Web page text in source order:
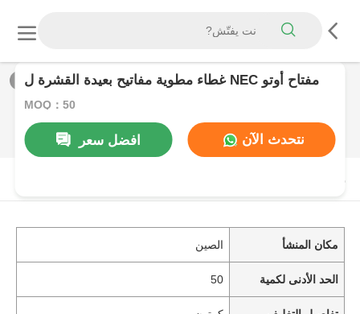
/0 غطاء مطوية مفاتيح بعيدة القشرة ل NEC مفتاح أوتو
MOQ：50
افضل سعر نتحدث الآن
منتوج وصف
مكان المنشأ الصين
الحد الأدنى لكمية 50